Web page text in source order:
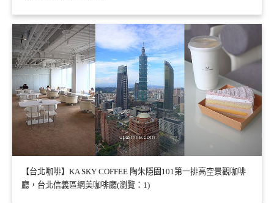
【台北咖啡】KA SKY COFFEE 陶朱隱園101第一排高空景觀咖啡
廳，台北信義區網美咖啡廳(瀏覽：1)